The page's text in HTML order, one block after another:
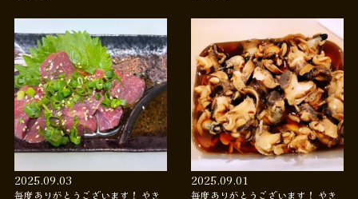
2025.09.03
毎度ありがとうございます！ やき
2025.09.01
毎度ありがとうございます！ やき